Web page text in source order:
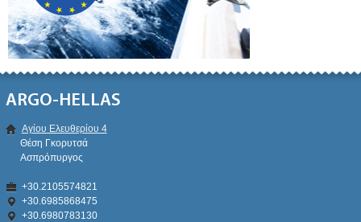
ARGO-HELLAS
Αγίου Ελευθερίου 4
Θέση Γκορυτσά
Ασπρόπυργος
+30.2105574821
+30.6985868475
+30.6980783130